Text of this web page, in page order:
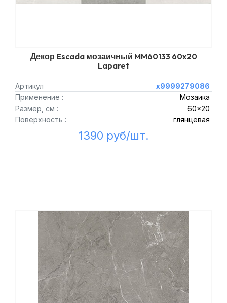
Декор Escada мозаичный MM60133 60x20
Laparet
Артикул
х9999279086
Применение :
Мозаика
Размер, см :
60x20
Поверхность :
глянцевая
1390 руб/шт.